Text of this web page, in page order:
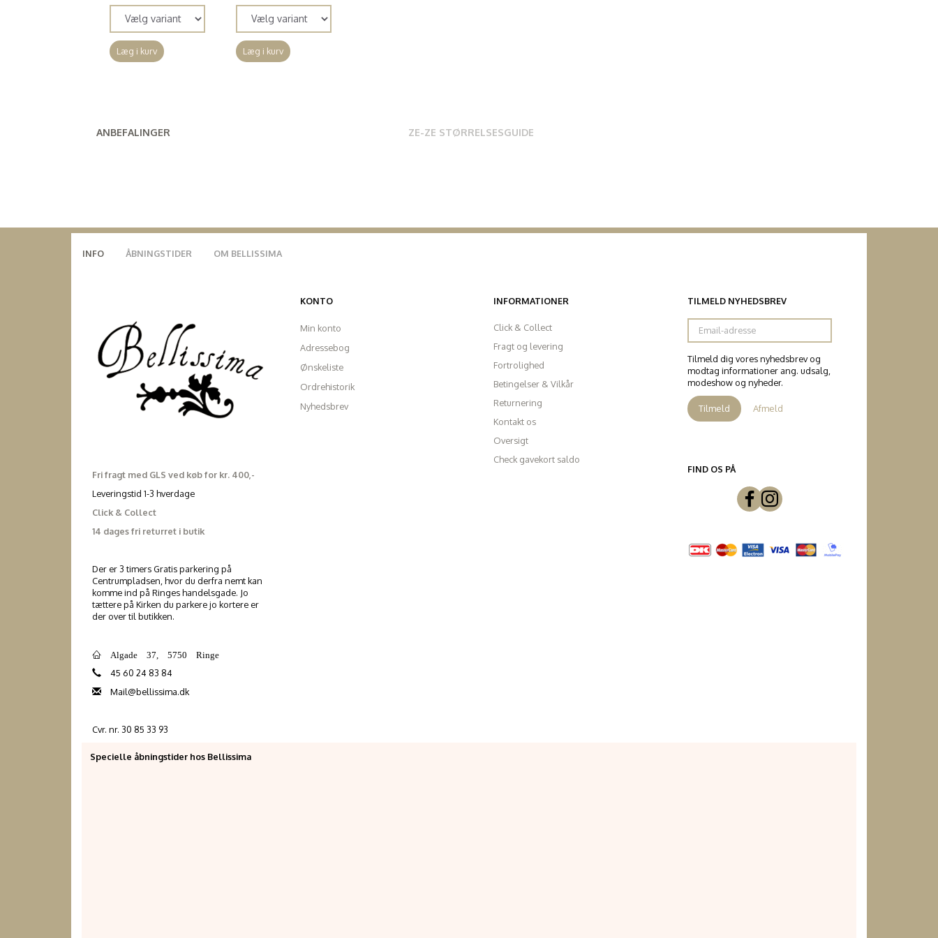
Læg i kurv Læg i kurv
ANBEFALINGER ZE-ZE STØRRELSESGUIDE
INFO ÅBNINGSTIDER OM BELLISSIMA
Fri fragt med GLS ved køb for kr. 400,-
Leveringstid 1-3 hverdage
Click & Collect
14 dages fri returret i butik
Der er 3 timers Gratis parkering på
Centrumpladsen, hvor du derfra nemt kan
komme ind på Ringes handelsgade. Jo
tættere på Kirken du parkere jo kortere er
der over til butikken.
Algade 37, 5750 Ringe
45 60 24 83 84
Mail@bellissima.dk
Cvr. nr. 30 85 33 93
KONTO
Min konto
Adressebog
Ønskeliste
Ordrehistorik
Nyhedsbrev
INFORMATIONER
Click & Collect
Fragt og levering
Fortrolighed
Betingelser & Vilkår
Returnering
Kontakt os
Oversigt
Check gavekort saldo
TILMELD NYHEDSBREV
Email-
adresse
Tilmeld dig vores nyhedsbrev og
modtag informationer ang. udsalg,
modeshow og nyheder.
Tilmeld Afmeld
FIND OS PÅ
Specielle åbningstider hos Bellissima